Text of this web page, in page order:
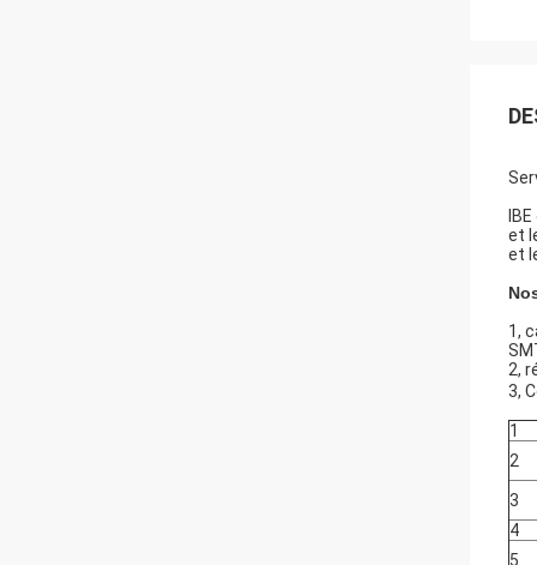
et
et
1,
2,
3,
1
2
3
4
5